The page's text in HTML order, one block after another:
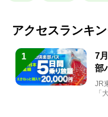
アクセスランキ
1
7
部
JR
「